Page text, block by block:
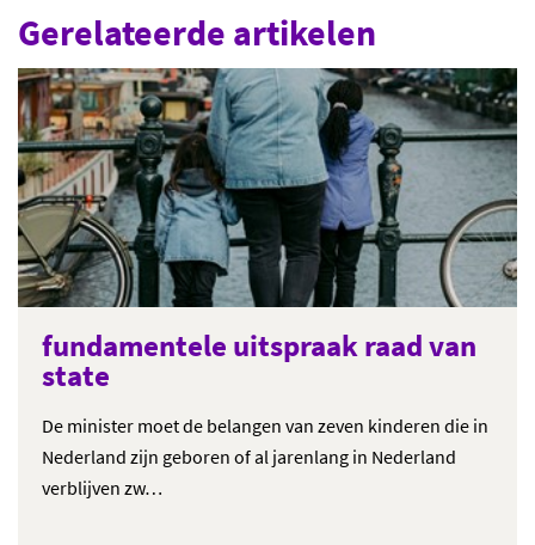
Gerelateerde artikelen
fundamentele uitspraak raad van
state
De minister moet de belangen van zeven kinderen die in
Nederland zijn geboren of al jarenlang in Nederland
verblijven zw…